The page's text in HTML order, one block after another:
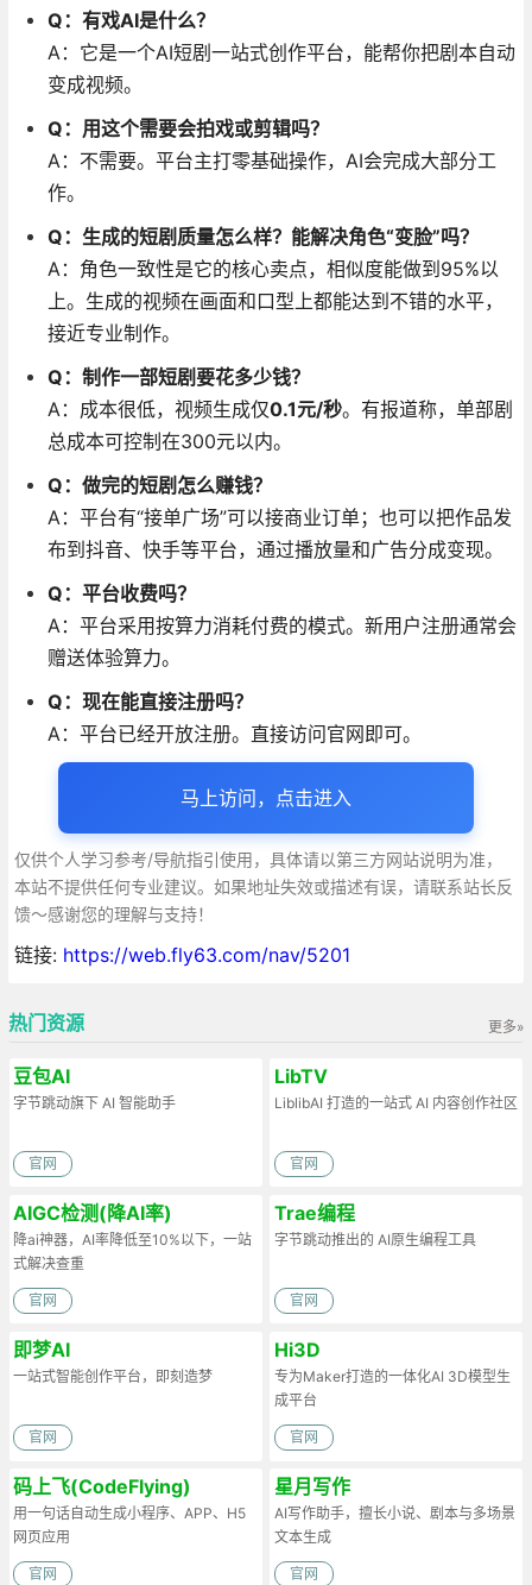
Q：有戏AI是什么？
A：它是一个AI短剧一站式创作平台，能帮你把剧本自动
变成视频。
Q：用这个需要会拍戏或剪辑吗？
A：不需要。平台主打零基础操作，AI会完成大部分工
作。
Q：生成的短剧质量怎么样？能解决角色“变脸”吗？
A：角色一致性是它的核心卖点，相似度能做到95%以
上。生成的视频在画面和口型上都能达到不错的水平，
接近专业制作。
Q：制作一部短剧要花多少钱？
A：成本很低，视频生成仅0.1元/秒。有报道称，单部剧
总成本可控制在300元以内。
Q：做完的短剧怎么赚钱？
A：平台有“接单广场”可以接商业订单；也可以把作品发
布到抖音、快手等平台，通过播放量和广告分成变现。
Q：平台收费吗？
A：平台采用按算力消耗付费的模式。新用户注册通常会
赠送体验算力。
Q：现在能直接注册吗？
A：平台已经开放注册。直接访问官网即可。
马上访问，点击进入
仅供个人学习参考/导航指引使用，具体请以第三方网站说明为准，
本站不提供任何专业建议。如果地址失效或描述有误，请联系站长反
馈～感谢您的理解与支持！
链接: https://web.fly63.com/nav/5201
更多»
热门资源
豆包AI
字节跳动旗下 AI 智能助手
官网
LibTV
LiblibAI 打造的一站式 AI 内容创作社区
官网
AIGC检测(降AI率)
降ai神器，AI率降低至10%以下，一站
式解决查重
官网
Trae编程
字节跳动推出的 AI原生编程工具
官网
即梦AI
一站式智能创作平台，即刻造梦
官网
Hi3D
专为Maker打造的一体化AI 3D模型生
成平台
官网
码上飞(CodeFlying)
用一句话自动生成小程序、APP、H5
网页应用
官网
星月写作
AI写作助手，擅长小说、剧本与多场景
文本生成
官网